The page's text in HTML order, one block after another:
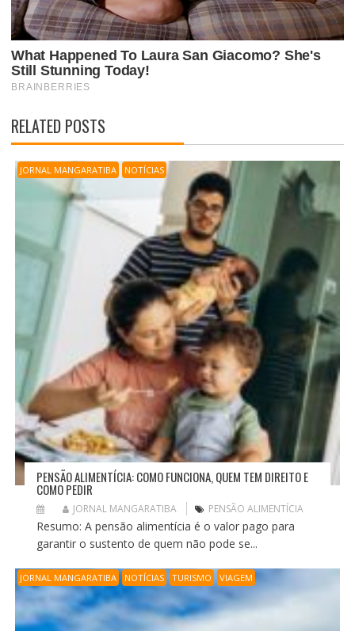
RELATED POSTS
JORNAL MANGARATIBA NOTÍCIAS
PENSÃO ALIMENTÍCIA: COMO FUNCIONA, QUEM TEM DIREITO E
COMO PEDIR
JORNAL MANGARATIBA PENSÃO ALIMENTÍCIA
Resumo: A pensão alimentícia é o valor pago para
garantir o sustento de quem não pode se...
JORNAL MANGARATIBA NOTÍCIAS TURISMO VIAGEM